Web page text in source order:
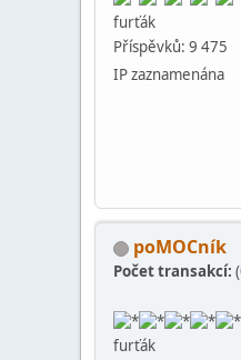
furťák
Příspěvků: 9 475
IP zaznamenána
poMOCník
Počet transakcí: (
furťák